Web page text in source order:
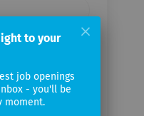
to your
job openings
- you'll be
moment.